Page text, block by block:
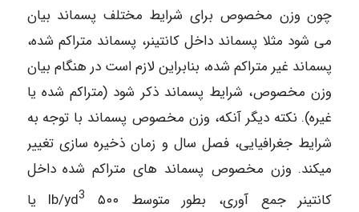
چون وزن مخصوص برای شرایط مختلف پسماند بیان
می شود مثلا پسماند داخل کانتینر، پسماند متراکم شده،
پسماند غیر متراکم شده، بنابراین لازم است در هنگام بیان
وزن مخصوص، شرایط پسماند ذکر شود (متراکم شده یا
غیره). نکته دیگر آنکه، وزن مخصوص پسماند با توجه به
شرایط جغرافیایی، فصل سال و زمان ذخیره سازی تغییر
میکند. وزن مخصوص پسماند های متراکم شده داخل
کانتینر جمع آوری، بطور متوسط lb/yd
3
۵۰۰ یا